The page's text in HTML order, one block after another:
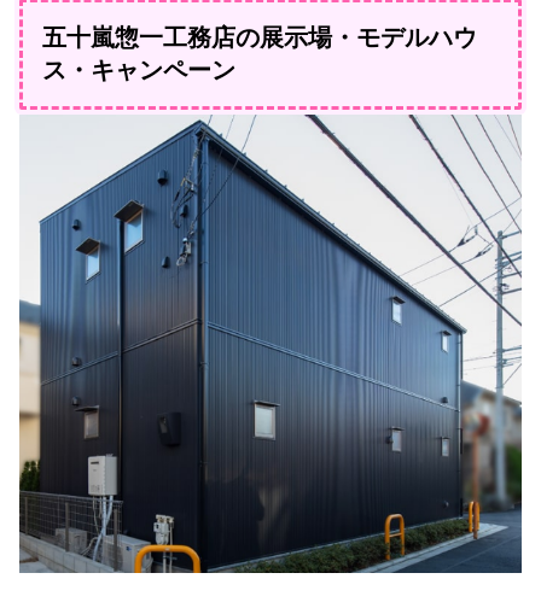
五十嵐惣一工務店の展示場・モデルハウ
ス・キャンペーン